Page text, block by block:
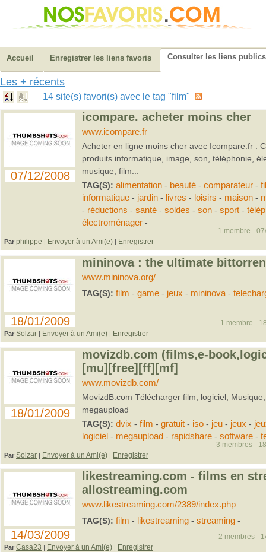
Accueil Enregistrer les liens favoris Consulter les liens publics
Les + récents
14 site(s) favori(s) avec le tag "film"
07/12/2008
icompare. acheter moins cher
www.icompare.fr
Acheter en ligne moins cher avec Icompare.fr :
produits informatique, image, son, téléphonie,
musique, film...
TAG(S): alimentation- beauté- comparateur-
informatique- jardin- livres - loisirs - maison-
- réductions - santé- soldes - son - sport-
électroménager-
Par philippe | Envoyer à un Ami(e) | Enregistrer
1 membre -
18/01/2009
mininova : the ultimate
www.mininova.org/
TAG(S): film - game- jeux - mininova-
Par Solzar | Envoyer à un Ami(e) | Enregistrer
1 membre -
18/01/2009
movizdb.com (films,e-
[mu][free][ff][mf]
www.movizdb.com/
MovizdB.com Télécharger film, logiciel,
megaupload
TAG(S): dvix - film - gratuit- iso - jeu - jeux -
logiciel - megaupload - rapidshare- software-
Par Solzar | Envoyer à un Ami(e) | Enregistrer
3 membres -
14/03/2009
likestreaming.com - films en
allostreaming.com
www.likestreaming.com/2389/index.php
TAG(S): film - likestreaming- streaming-
Par Casa23 | Envoyer à un Ami(e) | Enregistrer
2 membres-